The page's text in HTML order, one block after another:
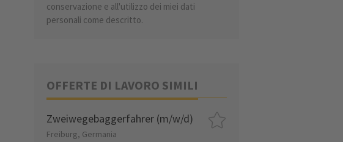
conservazione e all'utilizzo dei miei dati
personali come descritto.
OFFERTE DI LAVORO SIMILI
Zweiwegebaggerfahrer (m/w/d)
Freiburg, Germania